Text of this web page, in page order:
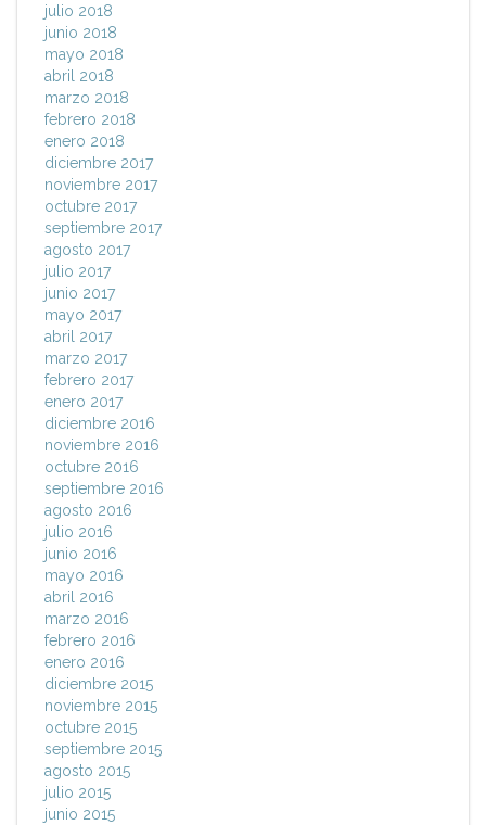
julio 2018
junio 2018
mayo 2018
abril 2018
marzo 2018
febrero 2018
enero 2018
diciembre 2017
noviembre 2017
octubre 2017
septiembre 2017
agosto 2017
julio 2017
junio 2017
mayo 2017
abril 2017
marzo 2017
febrero 2017
enero 2017
diciembre 2016
noviembre 2016
octubre 2016
septiembre 2016
agosto 2016
julio 2016
junio 2016
mayo 2016
abril 2016
marzo 2016
febrero 2016
enero 2016
diciembre 2015
noviembre 2015
octubre 2015
septiembre 2015
agosto 2015
julio 2015
junio 2015